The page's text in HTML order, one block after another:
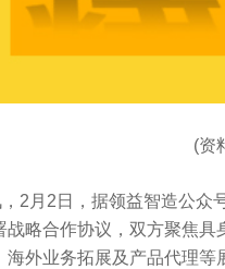
(资
2月2日，据领益智造公众
战略合作协议，双方聚焦具
海外业务拓展及产品代理等